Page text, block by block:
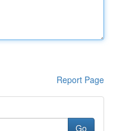
Report Page
Go